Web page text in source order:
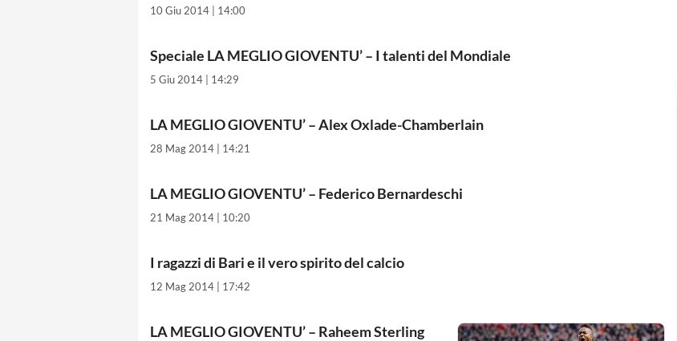
10 Giu 2014 | 14:00
Speciale LA MEGLIO GIOVENTU’ – I talenti del Mondiale
5 Giu 2014 | 14:29
LA MEGLIO GIOVENTU’ – Alex Oxlade-Chamberlain
28 Mag 2014 | 14:21
LA MEGLIO GIOVENTU’ – Federico Bernardeschi
21 Mag 2014 | 10:20
I ragazzi di Bari e il vero spirito del calcio
12 Mag 2014 | 17:42
LA MEGLIO GIOVENTU’ – Raheem Sterling